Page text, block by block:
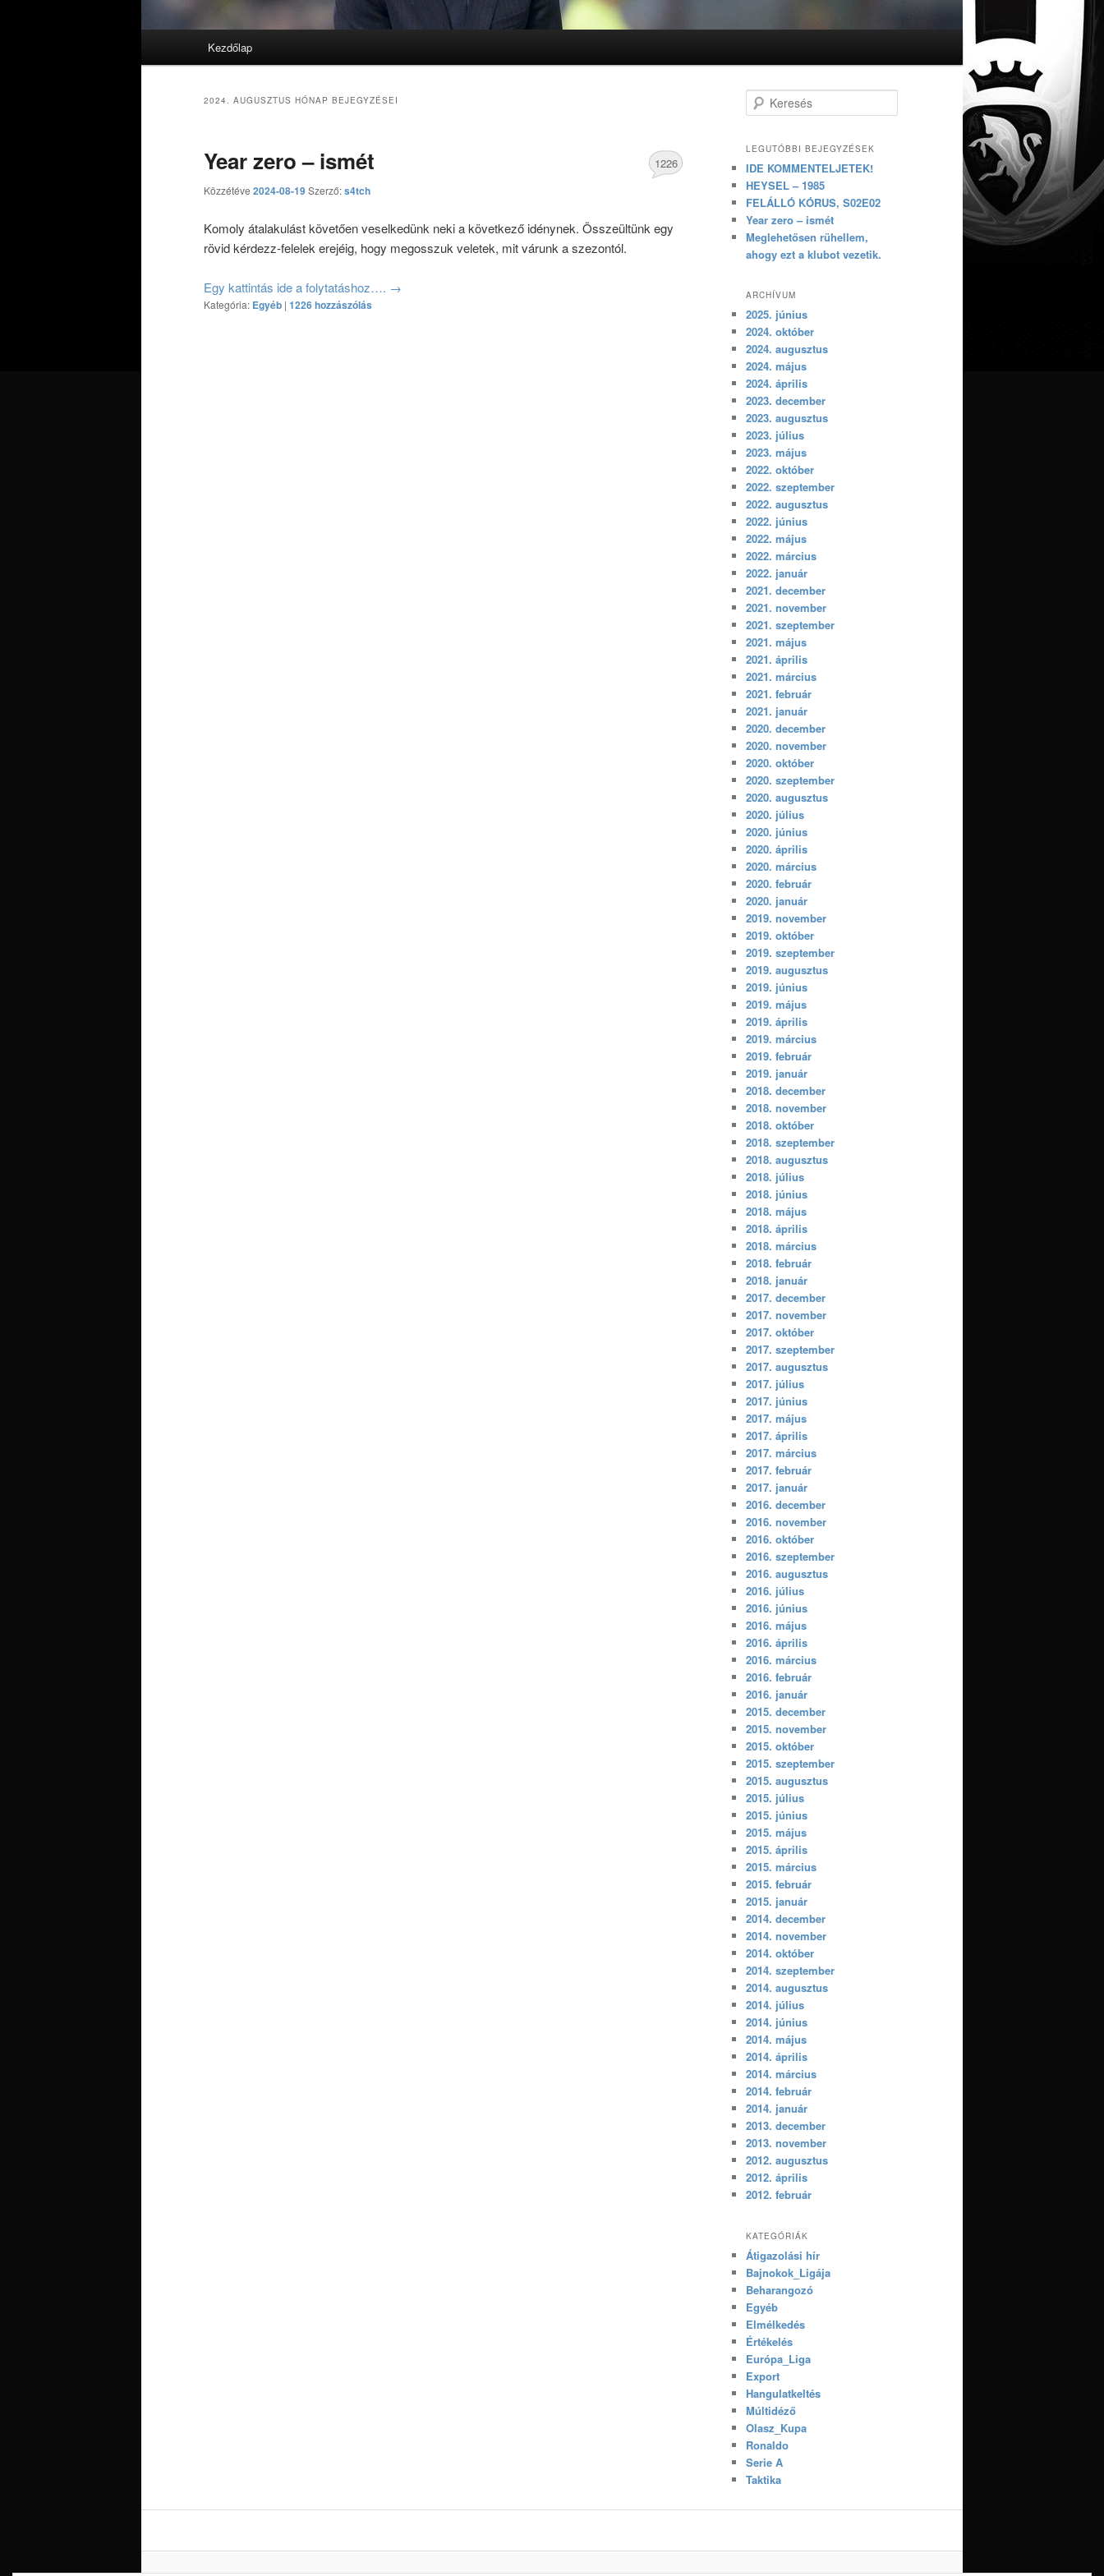
Tovább az elsődleges tartalomra
Tovább a másodlagos tartalomra
Kezdőlap
2024. AUGUSZTUS HÓNAP BEJEGYZÉSEI
Year zero – ismét
Közzétéve 2024-08-19Szerző:s4tch
1226
Komoly átalakulást követően veselkedünk neki a következő idénynek. Összeültünk egy
rövid kérdezz-felelek erejéig, hogy megosszuk veletek, mit várunk a szezontól.
Egy kattintás ide a folytatáshoz…. →
Kategória: Egyéb | 1226 hozzászólás
Keresés
LEGUTÓBBI BEJEGYZÉSEK
IDE KOMMENTELJETEK!
HEYSEL – 1985
FELÁLLÓ KÓRUS, S02E02
Year zero – ismét
Meglehetősen rühellem,
ahogy ezt a klubot vezetik.
ARCHÍVUM
2025. június
2024. október
2024. augusztus
2024. május
2024. április
2023. december
2023. augusztus
2023. július
2023. május
2022. október
2022. szeptember
2022. augusztus
2022. június
2022. május
2022. március
2022. január
2021. december
2021. november
2021. szeptember
2021. május
2021. április
2021. március
2021. február
2021. január
2020. december
2020. november
2020. október
2020. szeptember
2020. augusztus
2020. július
2020. június
2020. április
2020. március
2020. február
2020. január
2019. november
2019. október
2019. szeptember
2019. augusztus
2019. június
2019. május
2019. április
2019. március
2019. február
2019. január
2018. december
2018. november
2018. október
2018. szeptember
2018. augusztus
2018. július
2018. június
2018. május
2018. április
2018. március
2018. február
2018. január
2017. december
2017. november
2017. október
2017. szeptember
2017. augusztus
2017. július
2017. június
2017. május
2017. április
2017. március
2017. február
2017. január
2016. december
2016. november
2016. október
2016. szeptember
2016. augusztus
2016. július
2016. június
2016. május
2016. április
2016. március
2016. február
2016. január
2015. december
2015. november
2015. október
2015. szeptember
2015. augusztus
2015. július
2015. június
2015. május
2015. április
2015. március
2015. február
2015. január
2014. december
2014. november
2014. október
2014. szeptember
2014. augusztus
2014. július
2014. június
2014. május
2014. április
2014. március
2014. február
2014. január
2013. december
2013. november
2012. augusztus
2012. április
2012. február
KATEGÓRIÁK
Átigazolási hír
Bajnokok_Ligája
Beharangozó
Egyéb
Elmélkedés
Értékelés
Európa_Liga
Export
Hangulatkeltés
Múltidéző
Olasz_Kupa
Ronaldo
Serie A
Taktika